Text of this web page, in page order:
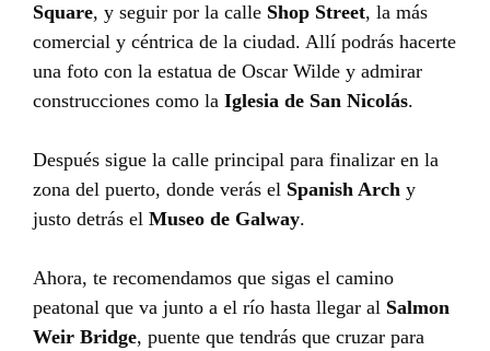
Square, y seguir por la calle Shop Street, la más
comercial y céntrica de la ciudad. Allí podrás hacerte
una foto con la estatua de Oscar Wilde y admirar
construcciones como la Iglesia de San Nicolás.
Después sigue la calle principal para finalizar en la
zona del puerto, donde verás el Spanish Arch y
justo detrás el Museo de Galway.
Ahora, te recomendamos que sigas el camino
peatonal que va junto a el río hasta llegar al Salmon
Weir Bridge, puente que tendrás que cruzar para